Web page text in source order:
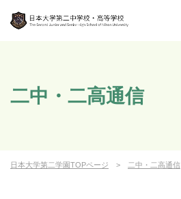
二中・二高通信
日本大学第二学園TOPページ 二中・二高通信